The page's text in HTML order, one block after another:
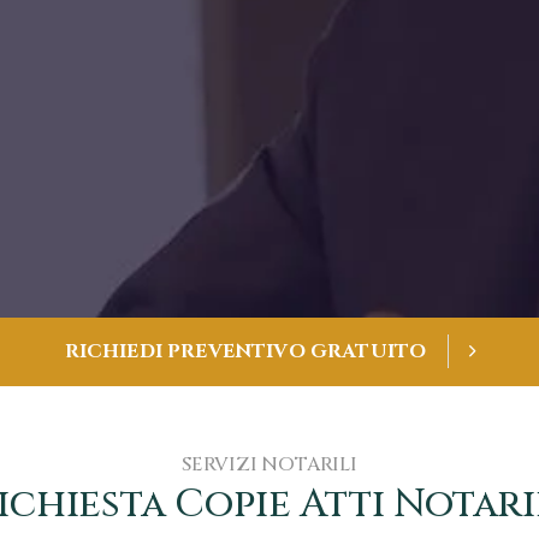
RICHIEDIPREVENTIVO GRATUITO
SERVIZI NOTARILI
Copie Atti